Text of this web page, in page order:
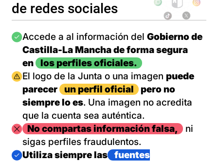
de redes sociales
Imagen
Accede a al información del Gobierno de
Castilla-La Mancha de forma segura
en
los perfiles oficiales.
Imagen
El logo de la Junta o una imagen puede
parecer
un perfil oficial
pero no
siempre lo es. Una imagen no acredita
que la cuenta sea auténtica.
ImagenNo compartas información falsa,
ni
sigas perfiles fraudulentos.
Imagen
Utiliza siempre las
fuentes